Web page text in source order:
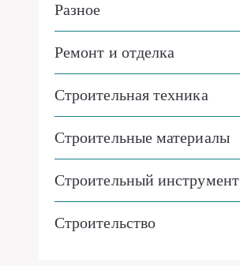
Разное
Ремонт и отделка
Строительная техника
Строительные материалы
Строительный инструмент
Строительство